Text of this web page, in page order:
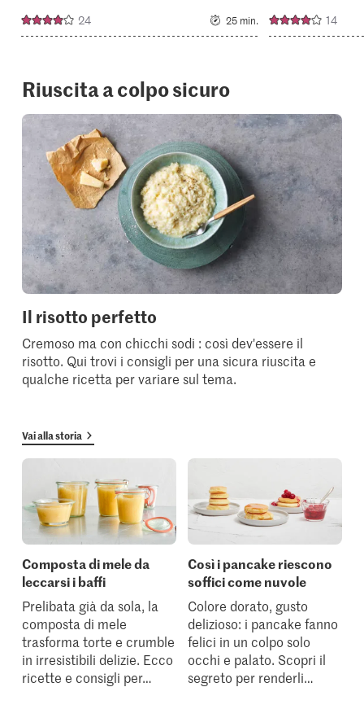
24 25 min. 14
Riuscita a colpo sicuro
Il risotto perfetto
Cremoso ma con chicchi sodi : così dev'essere il
risotto. Qui trovi i consigli per una sicura riuscita e
qualche ricetta per variare sul tema.
Vai alla storia
Composta di mele da
leccarsi i baffi
Prelibata già da sola, la
composta di mele
trasforma torte e crumble
in irresistibili delizie. Ecco
ricette e consigli per…
Così i pancake riescono
soffici come nuvole
Colore dorato, gusto
delizioso: i pancake fanno
felici in un colpo solo
occhi e palato. Scopri il
segreto per renderli…